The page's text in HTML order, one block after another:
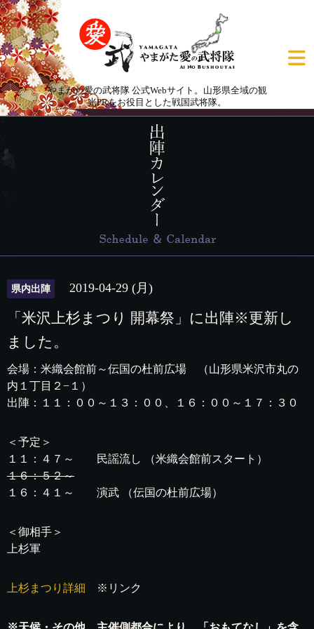
やまがた愛の武将隊 公式Webサイト。山形県全域の観
光PRをお役目とした戦国武将隊。
県内出陣 2019-04-29 (月)
「米沢上杉まつり 開幕祭」に出陣※更新し
ました。
会場：米織会館前～伝国の杜前広場 （山形県米沢市丸の
内１丁目２−１）
出陣：１１：００～１３：００、１６：００～１７：３０
＜予定＞
１１：４７～ 民謡流し （米織会館前スタート）
１６：５２～
１６：４１～ 演武 （伝国の杜前広場）
＜御相手＞
上杉軍
上杉まつり詳細 ※リンク